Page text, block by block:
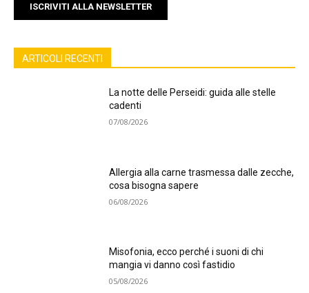
ISCRIVITI ALLA NEWSLETTER
ARTICOLI RECENTI
La notte delle Perseidi: guida alle stelle
cadenti
07/08/2026
Allergia alla carne trasmessa dalle zecche,
cosa bisogna sapere
06/08/2026
Misofonia, ecco perché i suoni di chi
mangia vi danno così fastidio
05/08/2026